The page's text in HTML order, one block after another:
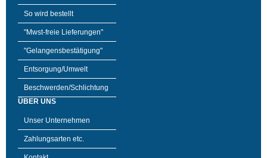
So wird bestellt
"Mwst-freie Lieferungen"
"Gelangensbestätigung"
Entsorgung/Umwelt
Beschwerden/Schlichtung
ÜBER UNS
Unser Unternehmen
Zahlungsarten etc.